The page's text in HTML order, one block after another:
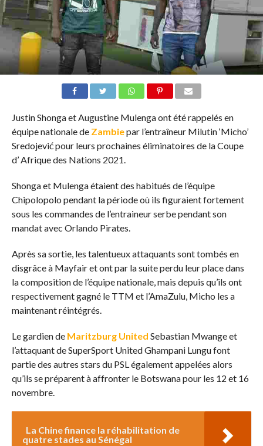
Justin Shonga et Augustine Mulenga ont été rappelés en
équipe nationale de Zambiepar l’entraîneur Milutin ‘Micho’
Sredojević pour leurs prochaines éliminatoires de la Coupe
d’ Afrique des Nations 2021.
Shonga et Mulenga étaient des habitués de l’équipe
Chipolopolo pendant la période où ils figuraient fortement
sous les commandes de l’entraineur serbe pendant son
mandat avec Orlando Pirates.
Après sa sortie, les talentueux attaquants sont tombés en
disgrâce à Mayfair et ont par la suite perdu leur place dans
la composition de l’équipe nationale, mais depuis qu’ils ont
respectivement gagné le TTM et l’AmaZulu, Micho les a
maintenant réintégrés.
Le gardien de Maritzburg United Sebastian Mwange et
l’attaquant de SuperSport United Ghampani Lungu font
partie des autres stars du PSL également appelées alors
qu’ils se préparent à affronter le Botswana pour les 12 et 16
novembre.
La Chine finance la réhabilitation de
quatre stades au Sénégal